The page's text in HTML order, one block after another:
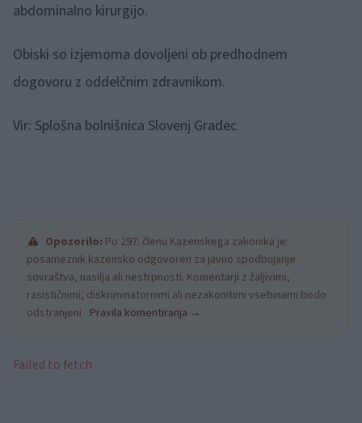
abdominalno kirurgijo.
Obiski so izjemoma dovoljeni ob predhodnem
dogovoru z oddelčnim zdravnikom.
Vir: Splošna bolnišnica Slovenj Gradec
Opozorilo: Po 297. členu Kazenskega zakonika je
posameznik kazensko odgovoren za javno spodbujanje
sovraštva, nasilja ali nestrpnosti. Komentarji z žaljivimi,
rasističnimi, diskriminatornimi ali nezakonitimi vsebinami bodo
odstranjeni. Pravila komentiranja →
Failed to fetch